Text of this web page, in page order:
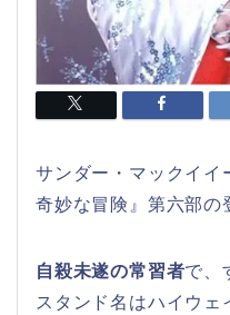
サンダー・マックイイ
奇妙な冒険』第六部の
自殺未遂の常習者で、
スタンド名はハイウェ